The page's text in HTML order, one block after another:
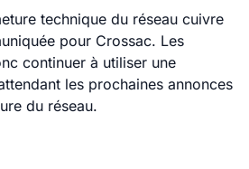
technique du réseau cuivre
pour Crossac. Les
continuer à utiliser une
les prochaines annonces
du réseau.